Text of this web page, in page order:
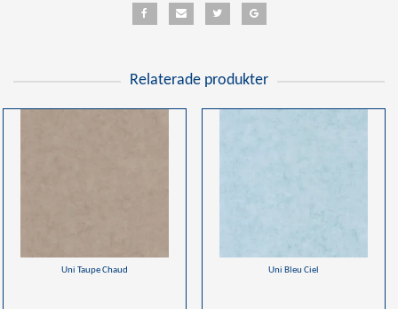
Relaterade produkter
Uni Taupe Chaud Uni Bleu Ciel